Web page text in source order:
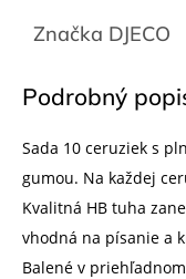
Značka DJECO
Podrobný
Sada 10 ceruziek s
gumou. Na každej
Kvalitná HB tuha
vhodná na písanie a
Balené v